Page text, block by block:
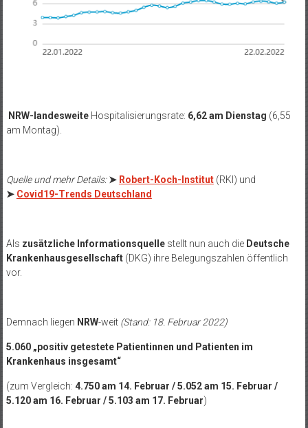
NRW-landesweiteHospitalisierungsrate: 6,62 am Dienstag (6,55
am Montag).
Quelle und mehr Details:➤ Robert-Koch-Institut(RKI) und
➤ Covid19-Trends Deutschland
Als zusätzliche Informationsquellestellt nun auch die Deutsche
Krankenhausgesellschaft(DKG) ihre Belegungszahlen öffentlich
vor.
Demnach liegen NRW-weit (Stand: 18. Februar 2022)
5.060 „positiv getestete Patientinnen und Patienten im
Krankenhaus insgesamt“
(zum Vergleich: 4.750 am 14. Februar / 5.052 am 15. Februar /
5.120 am 16. Februar / 5.103 am 17. Februar)